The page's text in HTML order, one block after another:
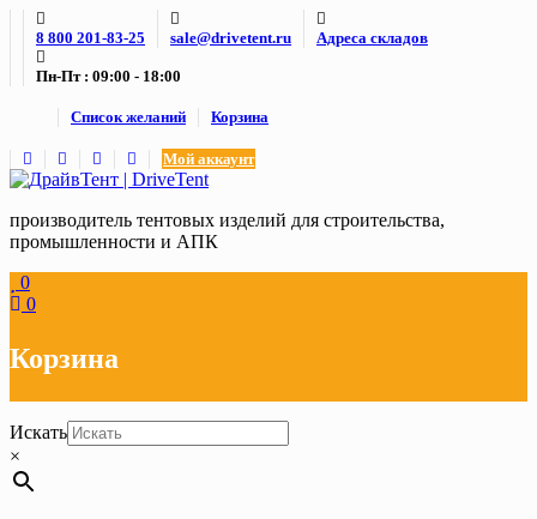
Skip
content
8 800 201-83-25 sale@drivetent.ru Адреса складов
Пн-Пт : 09:00 - 18:00
Список желаний Корзина
Мой аккаунт
производитель тентовых изделий для строительства,
промышленности и АПК
0
0
Корзина
Искать
×